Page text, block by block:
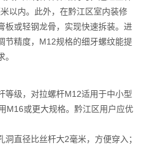
以内。此外，在黔江区室内装修
板或轻钢龙骨，实现快速拆装。进
节精度，M12规格的细牙螺纹能提
等级，对拉螺杆M12适用于中小型
M16或更大规格。黔江区用户应优
洞直径比丝杆大2毫米，方便穿入；